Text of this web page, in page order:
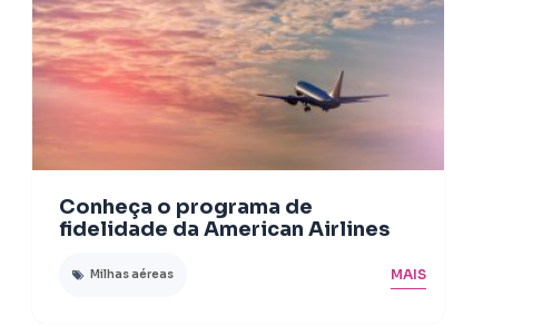
Conheça o programa de
fidelidade da American Airlines
Milhas aéreas MAIS